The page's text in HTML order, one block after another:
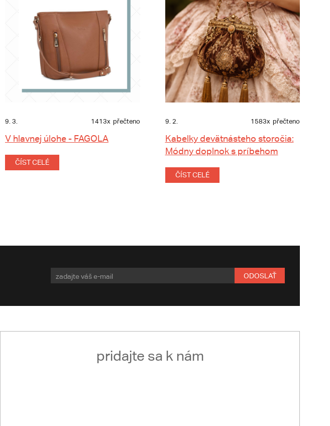
9. 3. 1413x přečteno
V hlavnej úlohe - FAGOLA
ČÍST CELÉ
9. 2. 1583x přečteno
Kabelky devätnásteho storočia:
Módny doplnok s príbehom
ČÍST CELÉ
ODOSLAŤ
pridajte sa k nám